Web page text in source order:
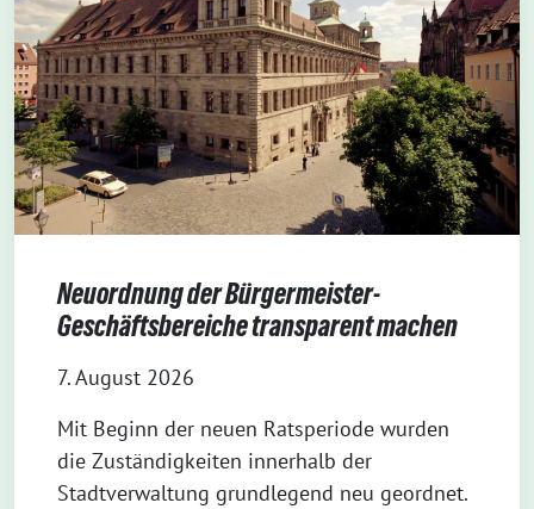
Neuordnung der Bürgermeister-
Geschäftsbereiche transparent machen
7. August 2026
Mit Beginn der neuen Ratsperiode wurden
die Zuständigkeiten innerhalb der
Stadtverwaltung grundlegend neu geordnet.